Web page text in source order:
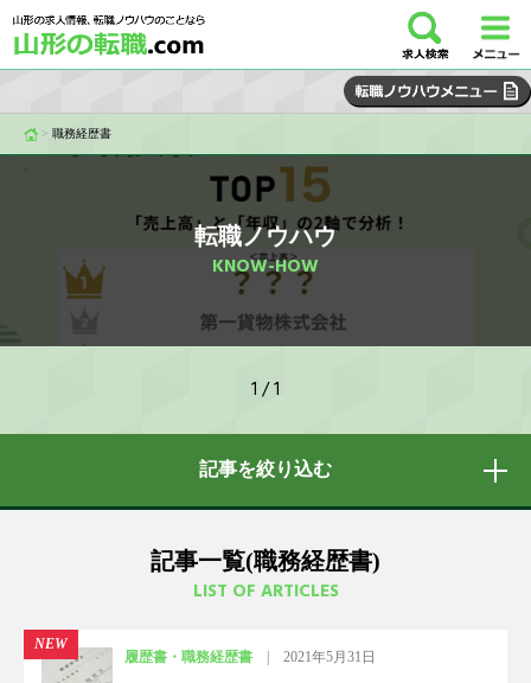
> 職務経歴書
転職ノウハウ
KNOW-HOW
1 / 1
記事を絞り込む
記事一覧(職務経歴書)
LIST OF ARTICLES
NEW
履歴書・職務経歴書 2021年5月31日